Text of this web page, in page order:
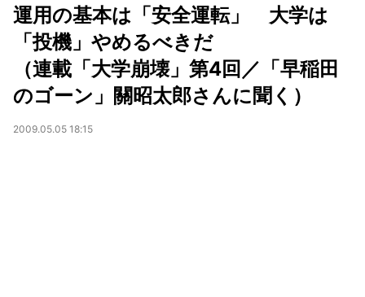
運用の基本は「安全運転」 大学は
「投機」やめるべきだ
（連載「大学崩壊」第4回／「早稲田
のゴーン」關昭太郎さんに聞く）
2009.05.05 18:15